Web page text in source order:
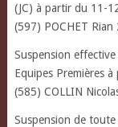
(JC) à partir du 11-
(597) POCHET
Suspension
Equipes Premières
(585) COLLIN
Suspension de